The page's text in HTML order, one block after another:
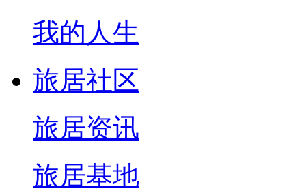
我的人生
旅居社区
旅居资讯
旅居基地